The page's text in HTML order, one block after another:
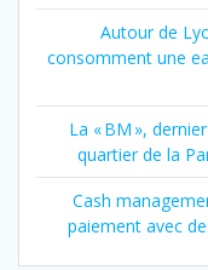
Autour de
consomment une
La « BM »,
quartier de la
Cash
paiement avec